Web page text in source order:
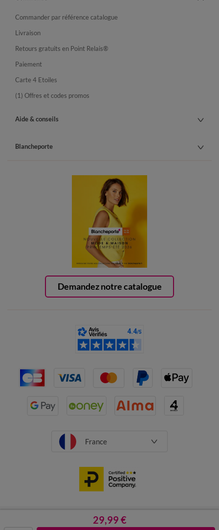
29,99 €
Demandez notre catalogue
Commander par référence catalogue
Livraison
Retours gratuits en Point Relais®
Paiement
Carte 4 Etoiles
(1) Offres et codes promos
Aide & conseils
Blancheporte
France
Données personnelles